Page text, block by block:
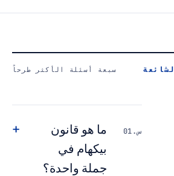
سبعة أسئلة الأكثر طرحاً
ما هو قانون
جملة واحدة؟
+